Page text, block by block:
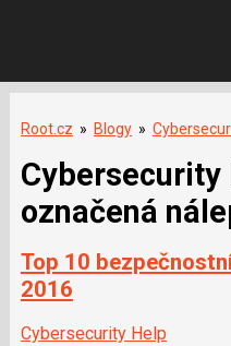
Root.cz » Blogy »
Cybersecurity
označená
Top 10 bezpečnostních incidentů v červenci
2016
Cybersecurity Help